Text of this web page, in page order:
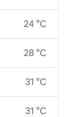
24 °C
28 °C
31 °C
31 °C